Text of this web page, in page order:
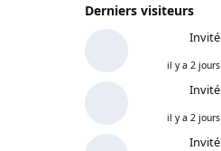
Derniers visiteurs
Invité
il y a 2 jours
Invité
il y a 2 jours
Invité